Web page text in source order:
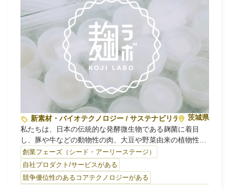
特集記事
CEOインタビュー
大学発スタートアップ
お問い合わせ
法人向け資料ダウンロード
/採用検討企業様へ
新素材・バイオテクノロジー / サステナビリティ・環境
茨城県
私たちは、日本の伝統的な発酵微生物である麹菌に着目
し、豚や牛などの動物性の肉、大豆や野菜由来の植物性の
肉に代わる「第三の肉」を開発する筑波大学発ベンチャー
です。
麹菌は日本酒や味噌、醤油づくりに1000年以上前から欠か
せない働き者で、キノコ菌よりも増殖速度が速いことか
創業フェーズ（シード・アーリーステージ）
自社プロダクト/サービスがある
競争優位性のあるコアテクノロジーがある